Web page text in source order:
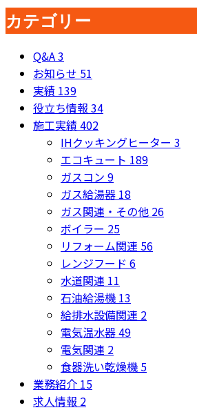
カテゴリー
Q&A3
お知らせ 51
実績 139
役立ち情報 34
施工実績402
IHクッキングヒーター 3
エコキュート 189
ガスコン 9
ガス給湯器 18
ガス関連・その他 26
ボイラー 25
リフォーム関連 56
レンジフード 6
水道関連 11
石油給湯機 13
給排水設備関連 2
電気温水器49
電気関連 2
食器洗い乾燥機 5
業務紹介 15
求人情報 2